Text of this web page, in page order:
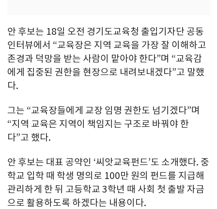
안 후보는 18일 오전 경기도교육청 출입기자단 공동
인터뷰에서 “교육장은 지역 교육을 가장 잘 이해하고
존경과 덕망을 받는 사람이 맡아야 한다”며 “교육감
에게 집중된 권한을 현장으로 내려보내겠다”고 말했
다.
그는 “교육장들에게 교장 임명 권한도 넘기겠다”며
“지역 교육은 지역이 책임지는 구조로 바꿔야 한
다”고 했다.
안 후보는 대표 공약인 ‘씨앗교육펀드’도 소개했다. 중
학교 입학 때 학생 명의로 100만 원의 펀드를 지급해
관리하게 한 뒤 고등학교 3학년 때 사회 첫 출발 자금
으로 활용하도록 하겠다는 내용이다.